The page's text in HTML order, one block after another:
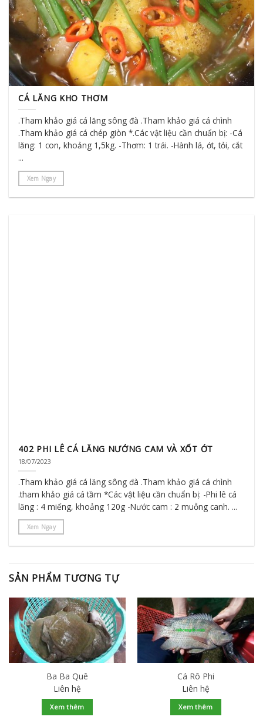
CÁ LĂNG KHO THƠM
.Tham khảo giá cá lăng sông đà .Tham khảo giá cá chình
.Tham khảo giá cá chép giòn *.Các vật liệu cần chuẩn bị: -Cá
lăng: 1 con, khoảng 1,5kg. -Thơm: 1 trái. -Hành lá, ớt, tỏi, cắt
...
Xem Ngay
402 PHI LÊ CÁ LĂNG NƯỚNG CAM VÀ XỐT ỚT
18/07/2023
.Tham khảo giá cá lăng sông đà .Tham khảo giá cá chình
.tham khảo giá cá tầm *Các vật liệu cần chuẩn bị: -Phi lê cá
lăng : 4 miếng, khoảng 120g -Nước cam : 2 muỗng canh. ...
Xem Ngay
SẢN PHẨM TƯƠNG TỰ
Ba Ba Quê
Liên hệ
Xem thêm
Cá Rô Phi
Liên hệ
Xem thêm